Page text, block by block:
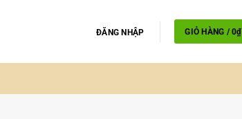
ĐĂNG NHẬP GIỎ HÀNG /0₫